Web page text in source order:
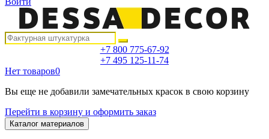
+7 800 775-67-92
+7 495 125-11-74
Нет товаров0
Вы еще не добавили замечательных красок в свою корзину
Перейти в корзину и оформить заказ
Каталог материалов